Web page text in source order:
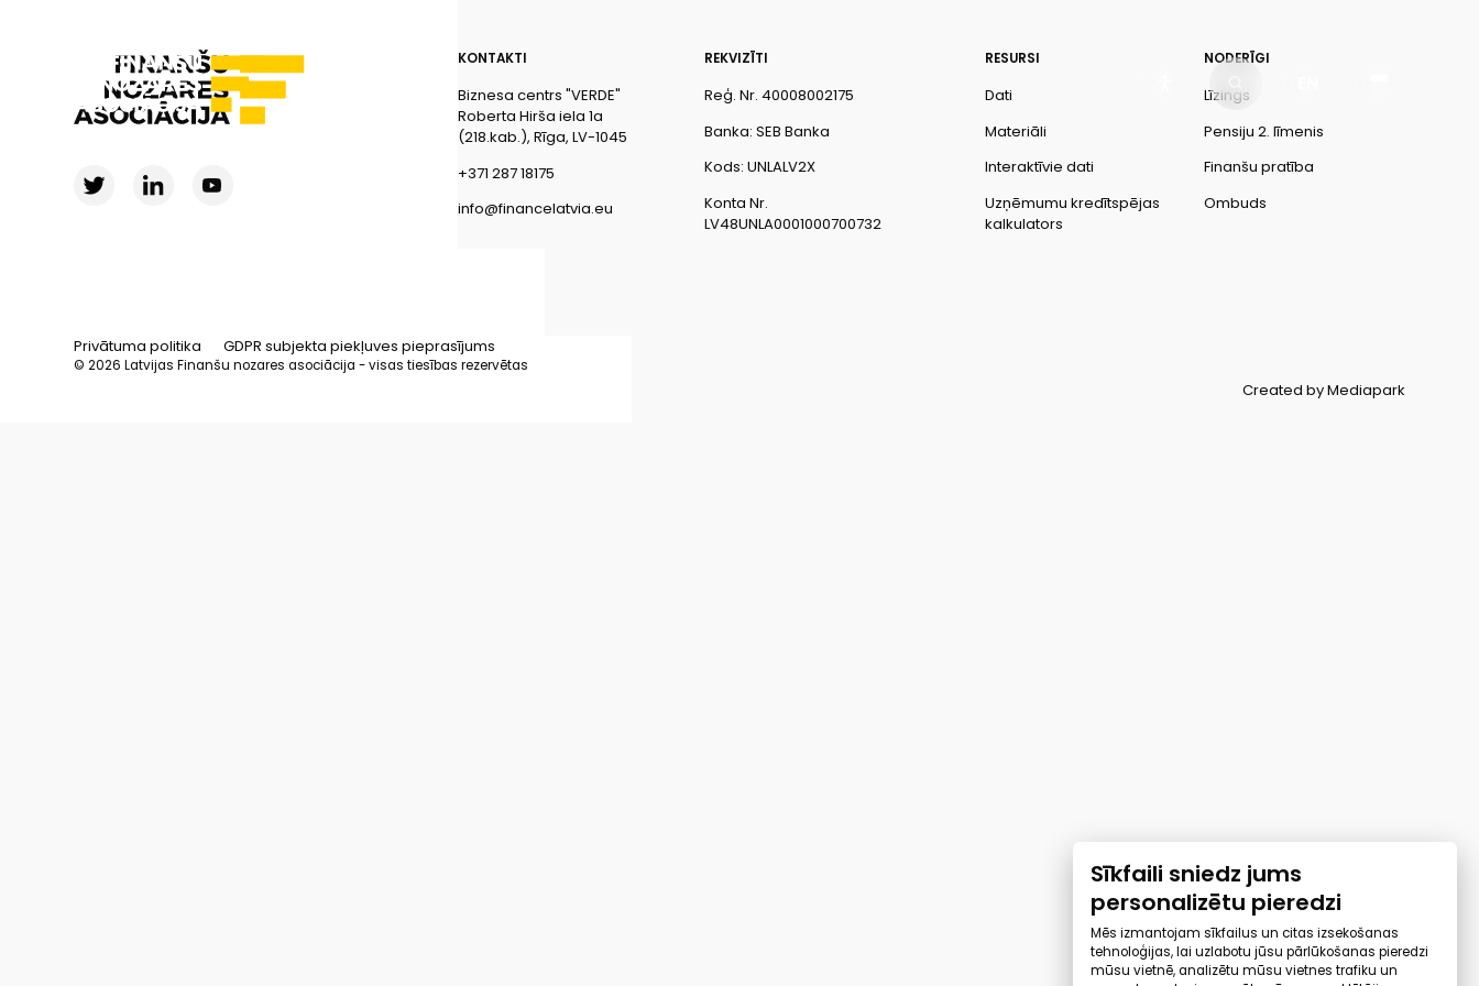
KONTAKTI
Biznesa centrs "VERDE"
Roberta Hirša iela 1a
(218.kab.), Rīga, LV-1045
+371 287 18175
info@financelatvia.eu
REKVIZĪTI
Reģ. Nr. 40008002175
Banka: SEB Banka
Kods: UNLALV2X
Konta Nr.
LV48UNLA0001000700732
RESURSI
Dati
Materiāli
Interaktīvie dati
Uzņēmumu kredītspējas
kalkulators
NODERĪGI
Līzings
Pensiju 2. līmenis
Finanšu pratība
Ombuds
Privātuma politika GDPR subjekta piekļuves pieprasījums
© 2026 Latvijas Finanšu nozares asociācija - visas tiesības rezervētas
Created by Mediapark
Sīkfaili sniedz jums
personalizētu pieredzi
Mēs izmantojam sīkfailus un citas izsekošanas
tehnoloģijas, lai uzlabotu jūsu pārlūkošanas pieredzi
mūsu vietnē, analizētu mūsu vietnes trafiku un